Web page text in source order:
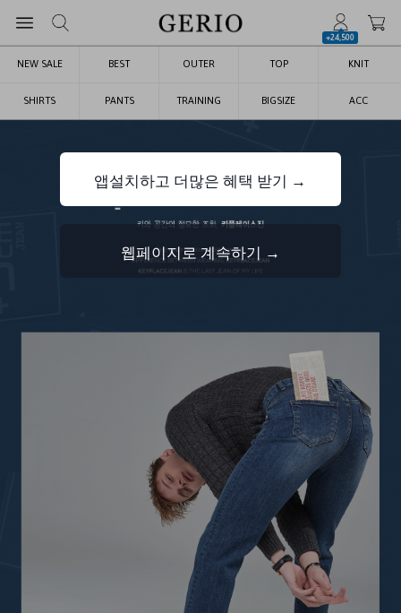
+24,500
NEW SALE BEST OUTER TOP KNIT
SHIRTS PANTS TRAINING BIGSIZE ACC
앱설치하고 더많은 혜택 받기 →
웹페이지로 계속하기 →